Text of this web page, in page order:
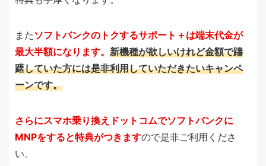
また ソフトバンクのトクするサポート＋は端末代金が
最大半額になります。 新機種が欲しいけれど金額で躊
躇していた方には是非利用していただきたいキャンペ
ーンです。
さらにスマホ乗り換えドットコムでソフトバンクに
MNPをすると特典がつきますので是非ご利用くださ
い。